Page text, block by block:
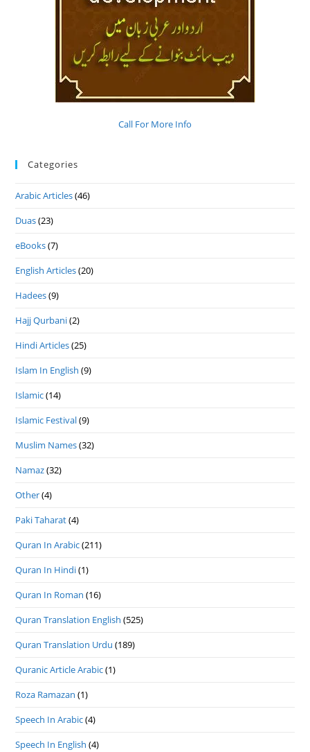
Call For More Info
Categories
Arabic Articles(46)
Duas(23)
eBooks(7)
English Articles(20)
Hadees(9)
Hajj Qurbani(2)
Hindi Articles(25)
Islam In English (9)
Islamic(14)
Islamic Festival(9)
Muslim Names(32)
Namaz(32)
Other(4)
Paki Taharat(4)
Quran In Arabic(211)
Quran In Hindi(1)
Quran In Roman (16)
Quran Translation English (525)
Quran Translation Urdu (189)
Quranic Article Arabic(1)
Roza Ramazan (1)
Speech In Arabic(4)
Speech In English (4)